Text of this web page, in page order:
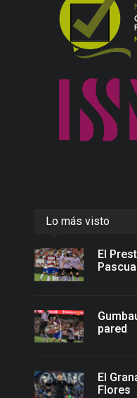
Lo más visto
El
pared
El
Flores